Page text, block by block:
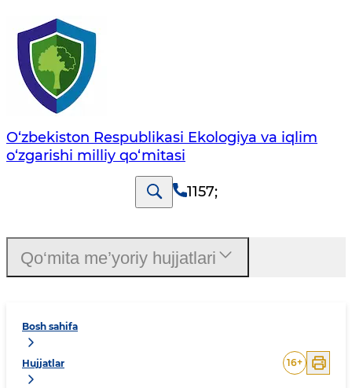
O‘zbekiston Respublikasi Ekologiya va iqlim
o‘zgarishi milliy qo‘mitasi
1157;
Bosh sahifa
Hujjatlar 16+
Qo‘mita me’yoriy hujjatlari